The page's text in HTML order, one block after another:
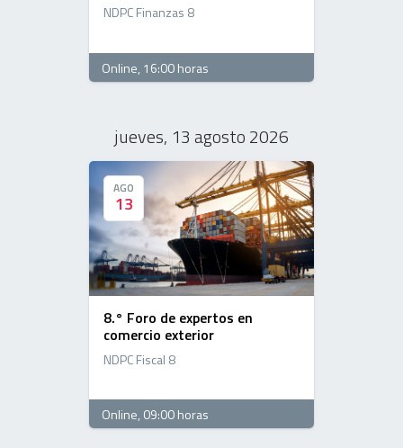
NDPC Finanzas 8
Online, 16:00 horas
jueves, 13 agosto 2026
AGO
13
AGO
13
8.° Foro de expertos en
comercio exterior
NDPC Fiscal 8
Online, 09:00 horas